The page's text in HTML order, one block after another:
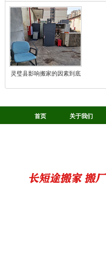
灵璧县影响搬家的因素到底
首页 关于我们